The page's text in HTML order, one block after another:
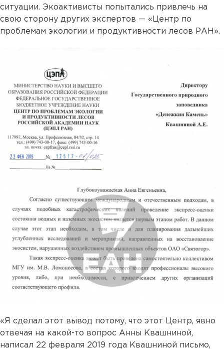
ситуации. Экоактивисты попытались привлечь на
свою сторону других экспертов — «Центр по
проблемам экологии и продуктивности лесов РАН».
«Я сделал этот вывод потому, что этот Центр, явно
отвечая на какой-то вопрос Анны Квашниной,
написал 22 февраля 2019 года Квашниной письмо,